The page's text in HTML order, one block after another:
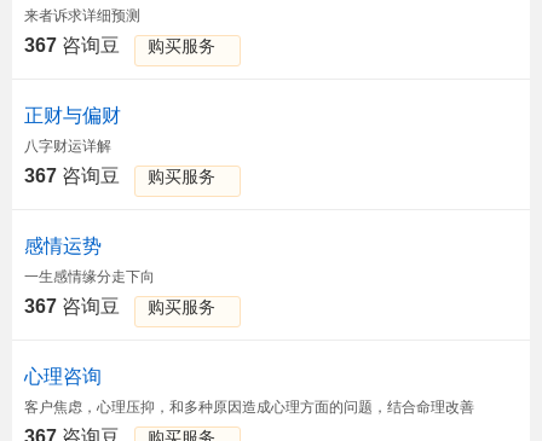
来者诉求详细预测
367 咨询豆 购买服务
正财与偏财
八字财运详解
367 咨询豆 购买服务
感情运势
一生感情缘分走下向
367 咨询豆 购买服务
心理咨询
客户焦虑，心理压抑，和多种原因造成心理方面的问题，结合命理改善
367 咨询豆